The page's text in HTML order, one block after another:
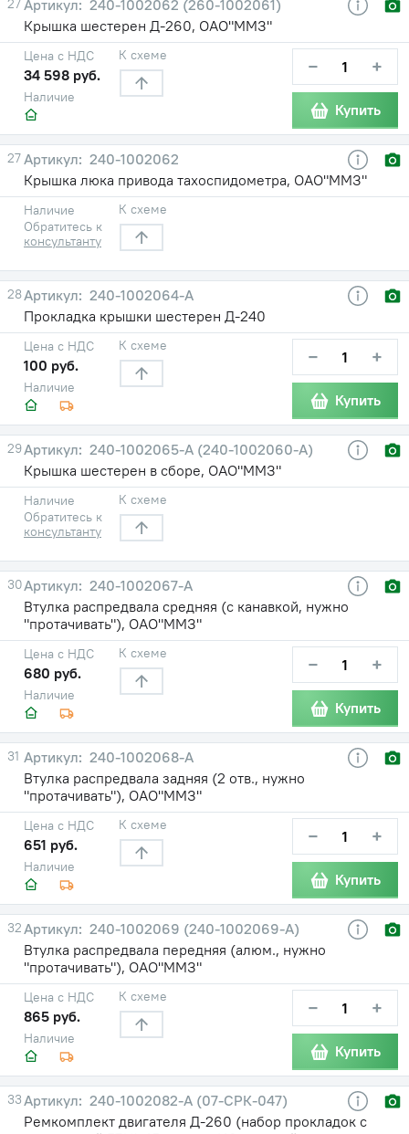
27
240-1002062 (260-1002061)
Крышка шестерен Д-260, ОАО"ММЗ"
Наличие
Цена с НДС
34 598 руб.
К схеме − +
Купить
27
240-1002062
Крышка люка привода тахоспидометра, ОАО"ММЗ"
Наличие
Обратитесь к
консультанту
К схеме
28
240-1002064-А
Прокладка крышки шестерен Д-240
Наличие
Цена с НДС
100 руб.
К схеме − +
Купить
29
240-1002065-А (240-1002060-А)
Крышка шестерен в сборе, ОАО"ММЗ"
Наличие
Обратитесь к
консультанту
К схеме
30
240-1002067-А
Втулка распредвала средняя (с канавкой, нужно
"протачивать"), ОАО"ММЗ"
Наличие
Цена с НДС
680 руб.
К схеме − +
Купить
31
240-1002068-А
Втулка распредвала задняя (2 отв., нужно
"протачивать"), ОАО"ММЗ"
Наличие
Цена с НДС
651 руб.
К схеме − +
Купить
32
240-1002069 (240-1002069-А)
Втулка распредвала передняя (алюм., нужно
"протачивать"), ОАО"ММЗ"
Наличие
Цена с НДС
865 руб.
К схеме − +
Купить
33
240-1002082-А (07-СРК-047)
Ремкомплект двигателя Д-260 (набор прокладок с